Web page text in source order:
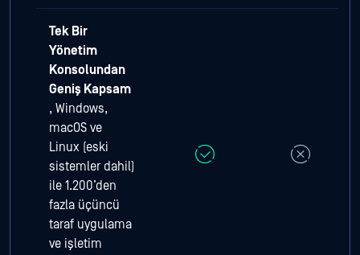
Tek Bir
Yönetim
Konsolundan
Geniş Kapsam
, Windows,
macOS ve
Linux (eski
sistemler dahil)
ile 1.200’den
fazla üçüncü
taraf uygulama
ve işletim